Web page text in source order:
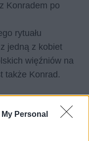
Personal
Konradem po
rytuału
jedną z kobiet
więźniów na
także Konrad.
Kordian –